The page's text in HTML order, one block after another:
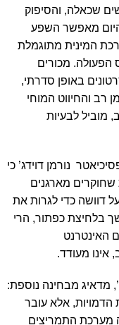
שכאלה, והסיפוק
היום מאפשר השפע
המינית מתוגמלת
הפעולה. מכורים
באופן סדרתי,
והחיווט המוחי
מוביל לבעיות
נורמן דוידג’ כי
מארגנים
דוושה כדי לגרות את
בלחיצת כפתור, הרי
האינטרנט
אינו מעודד.
מדאיג מבחינה נוספת:
הדמויות, אלא עובר
מערכת התמריצים